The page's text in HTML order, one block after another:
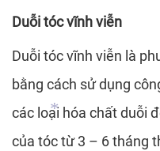
Duỗi tóc vĩnh viễn
Duỗi tóc vĩnh viễn là
bằng cách sử dụng
các loại hóa chất duỗi
của tóc từ 3 – 6 tháng